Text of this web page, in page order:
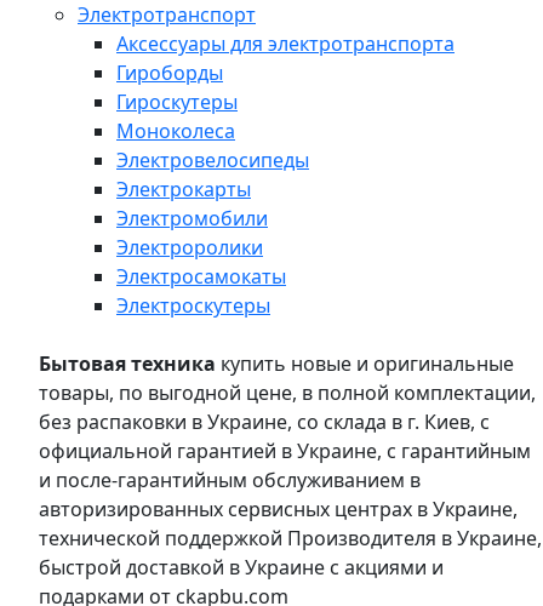
Электротранспорт
Аксессуары для электротранспорта
Гироборды
Гироскутеры
Моноколеса
Электровелосипеды
Электрокарты
Электромобили
Электроролики
Электросамокаты
Электроскутеры
Бытовая техника купить новые и оригинальные
товары, по выгодной цене, в полной комплектации,
без распаковки в Украине, со склада в г. Киев, с
официальной гарантией в Украине, с гарантийным
и после-гарантийным обслуживанием в
авторизированных сервисных центрах в Украине,
технической поддержкой Производителя в Украине,
быстрой доставкой в Украине с акциями и
подарками от ckapbu.com